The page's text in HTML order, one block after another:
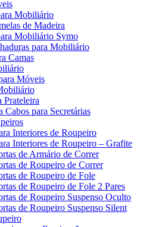
Mobiliário
de Madeira
Mobiliário Symo
para Mobiliário
Camas
Móveis
Prateleira
Cabos para Secretárias
Interiores de Roupeiro
Interiores de Roupeiro – Grafite
de Armário de Correr
de Roupeiro de Correr
de Roupeiro de Fole
de Roupeiro de Fole 2 Pares
de Roupeiro Suspenso Oculto
de Roupeiro Suspenso Silent